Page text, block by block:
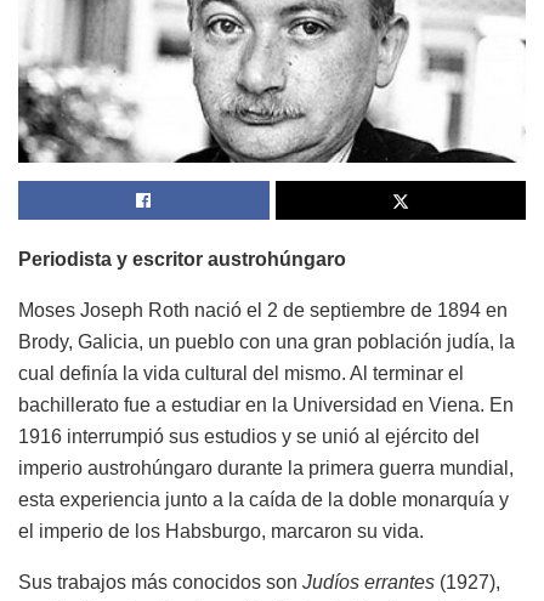
Periodista y escritor austrohúngaro
Moses Joseph Roth nació el 2 de septiembre de 1894 en
Brody, Galicia, un pueblo con una gran población judía, la
cual definía la vida cultural del mismo. Al terminar el
bachillerato fue a estudiar en la Universidad en Viena. En
1916 interrumpió sus estudios y se unió al ejército del
imperio austrohúngaro durante la primera guerra mundial,
esta experiencia junto a la caída de la doble monarquía y
el imperio de los Habsburgo, marcaron su vida.
Sus trabajos más conocidos son Judíos errantes (1927),